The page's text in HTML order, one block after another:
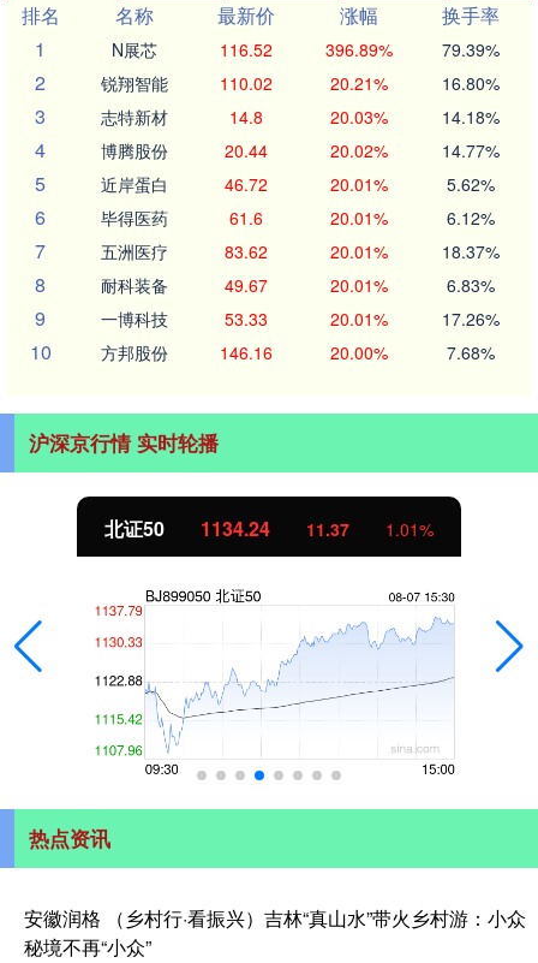
排名
名称 最新价 涨幅
换手率
1
N展芯 116.52 396.89% 79.39%
2 锐翔智能 110.02 20.21% 16.80%
3 志特新材 14.8 20.03% 14.18%
4 博腾股份 20.44 20.02% 14.77%
5 近岸蛋白 46.72 20.01% 5.62%
6 毕得医药 61.6 20.01% 6.12%
7 五洲医疗 83.62 20.01% 18.37%
8 耐科装备 49.67 20.01% 6.83%
9 一博科技 53.33 20.01% 17.26%
10 方邦股份 146.16 20.00% 7.68%
沪深京行情 实时轮播
北证50 1134.24 11.37 1.01%
热点资讯
安徽润格 （乡村行·看振兴）吉林“真山水”带火乡村游：小众
秘境不再“小众”